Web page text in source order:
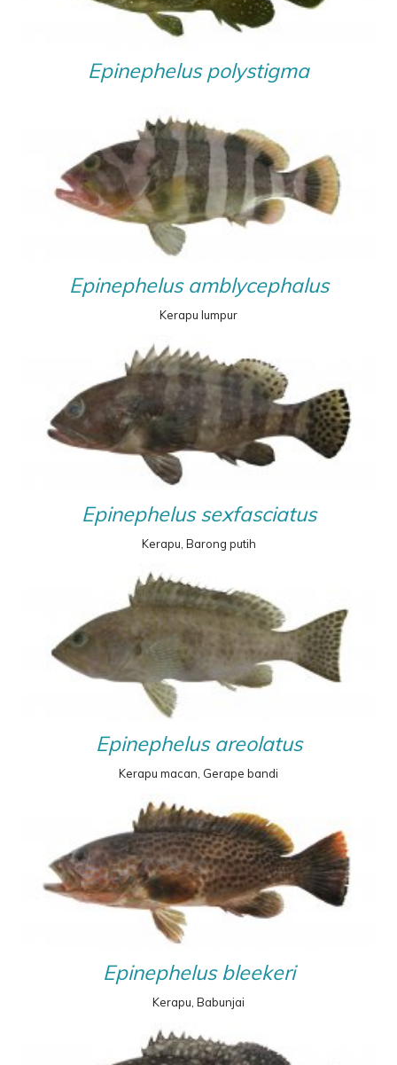
Epinephelus polystigma
Epinephelus amblycephalus
Kerapu lumpur
Epinephelus sexfasciatus
Kerapu, Barong putih
Epinephelus areolatus
Kerapu macan, Gerape bandi
Epinephelus bleekeri
Kerapu, Babunjai